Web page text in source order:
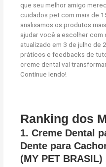
que seu melhor amigo
cuidados pet com mais de
analisamos os produtos
ajudar você a escolher com
atualizado em 3 de julho de
práticos e feedbacks de
creme dental vai
Continue lendo!
Ranking dos
1. Creme Dental
Dente para
(MY PET BRASIL)